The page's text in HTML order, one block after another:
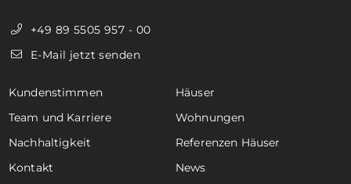
+49 89 5505 957 - 00
E-Mail jetzt senden
Kundenstimmen
Häuser
Team und Karriere
Wohnungen
Nachhaltigkeit
Referenzen Häuser
Kontakt
News